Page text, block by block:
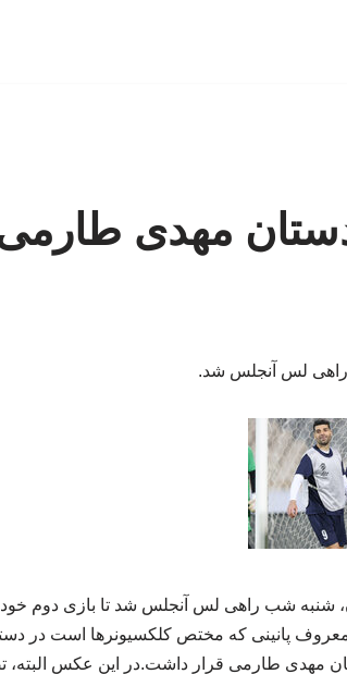
مهدی
راهی لس آنجلس شد.
شنبه شب راهی لس آنجلس شد تا بازی دوم
معروف پانینی که مختص کلکسیونرها است در
مهدی طارمی قرار داشت.در این عکس البته،